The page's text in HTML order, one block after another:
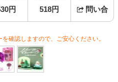
円 518円 問い合
確認しますので、ご安心ください。